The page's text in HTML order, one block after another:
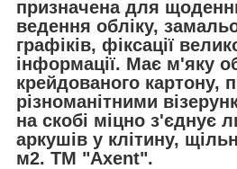
призначена для
ведення обліку,
графіків, фіксації
інформації. Має м'яку
крейдованого картону,
різноманітними
на скобі міцно з'єднує
аркушів у клітину,
м2. ТМ "Axent".